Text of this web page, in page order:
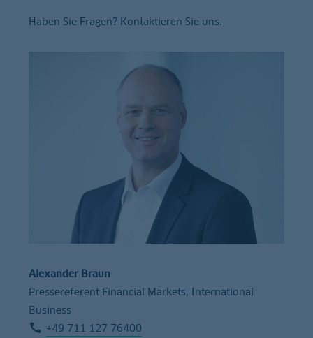
Haben Sie Fragen? Kontaktieren Sie uns.
Alexander Braun
Pressereferent Financial Markets, International
Business
+49 711 127 76400